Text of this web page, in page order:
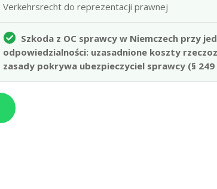
Verkehrsrecht do reprezentacji prawnej
Szkoda z OC sprawcy w Niemczech przy
odpowiedzialności: uzasadnione koszty
zasady pokrywa ubezpieczyciel sprawcy (§ 249